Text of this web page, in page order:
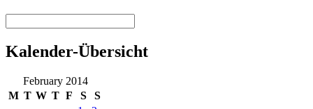
Kalender-Übersicht
February 2014
M T W T F S
S